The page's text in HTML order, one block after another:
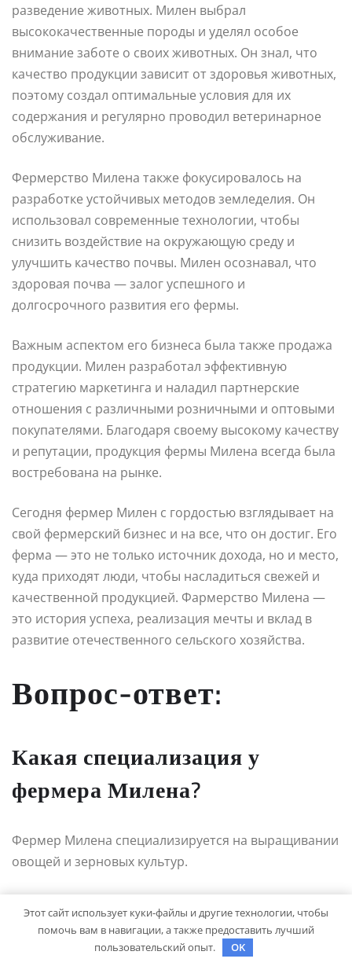
разведение животных. Милен выбрал
высококачественные породы и уделял особое
внимание заботе о своих животных. Он знал, что
качество продукции зависит от здоровья животных,
поэтому создал оптимальные условия для их
содержания и регулярно проводил ветеринарное
обслуживание.
Фермерство Миленa также фокусировалось на
разработке устойчивых методов земледелия. Он
использовал современные технологии, чтобы
снизить воздействие на окружающую среду и
улучшить качество почвы. Милен осознавал, что
здоровая почва — залог успешного и
долгосрочного развития его фермы.
Важным аспектом его бизнеса была также продажа
продукции. Милен разработал эффективную
стратегию маркетинга и наладил партнерские
отношения с различными розничными и оптовыми
покупателями. Благодаря своему высокому качеству
и репутации, продукция фермы Миленa всегда была
востребована на рынке.
Сегодня фермер Милен с гордостью взглядывает на
свой фермерский бизнес и на все, что он достиг. Его
ферма — это не только источник дохода, но и место,
куда приходят люди, чтобы насладиться свежей и
качественной продукцией. Фармерство Миленa —
это история успеха, реализация мечты и вклад в
развитие отечественного сельского хозяйства.
Вопрос-ответ:
Какая специализация у
фермера Милена?
Фермер Милена специализируется на выращивании
овощей и зерновых культур.
Какими методами фермер
Милен достиг успеха в своей
Этот сайт использует куки-файлы и другие технологии, чтобы
помочь вам в навигации, а также предоставить лучший
пользовательский опыт.
OK